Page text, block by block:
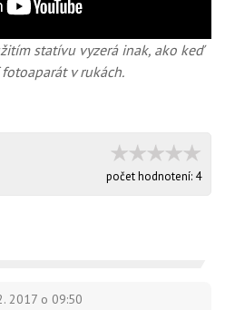
statívu vyzerá inak, ako keď
v rukách.
počet hodnotení: 4
2017 o 09:50